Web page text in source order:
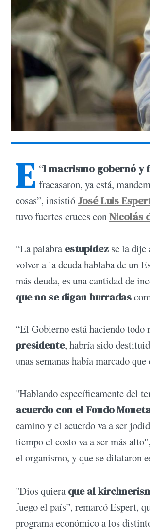
“
E l macrismo gobernó y
fracasaron, ya está,
cosas”, insistió José Luis
tuvo fuertes cruces conNicolás
“La palabra estupidez se la dije
volver a la deuda hablaba de un
más deuda, es una cantidad de
que no se digan burradas
“El Gobierno está haciendo todo
presidente, habría sido
unas semanas había marcado
"Hablando específicamente del
acuerdo con el Fondo
camino y el acuerdo va a ser
tiempo el costo va a ser más
el organismo, y que se dilataron
"Dios quiera que al
fuego el país”, remarcó Espert,
programa económico a los